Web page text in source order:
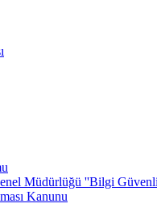
Müdürlüğü ''Bilgi
Kanunu